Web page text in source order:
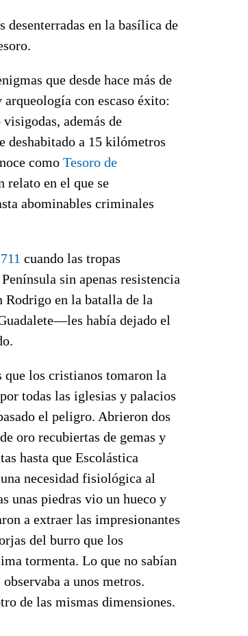
desenterradas en la basílica de
que desde hace más de
con escaso éxito:
además de
deshabitado a 15 kilómetros
como Tesoro de
relato en el que se
abominables criminales
cuando las tropas
sin apenas resistencia
en la batalla de la
había dejado el
que los cristianos tomaron la
todas las iglesias y palacios
el peligro. Abrieron dos
oro recubiertas de gemas y
hasta que Escolástica
necesidad fisiológica al
unas piedras vio un hueco y
a extraer las impresionantes
del burro que los
tormenta. Lo que no sabían
a unos metros.
de las mismas dimensiones.